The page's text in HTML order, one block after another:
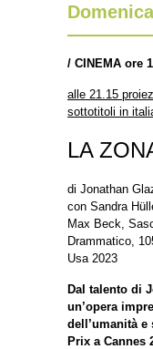
/ CINEMA ore
alle 21.15
sottotitoli in
LA
di Jonathan
con Sandra
Max Beck,
Drammatico,
Usa 2023
Dal talento di
un’opera
dell’umanità e
Prix a Cannes